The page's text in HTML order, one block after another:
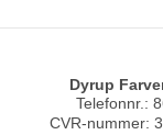
Dyrup
Telefonnr.:
CVR-nummer: